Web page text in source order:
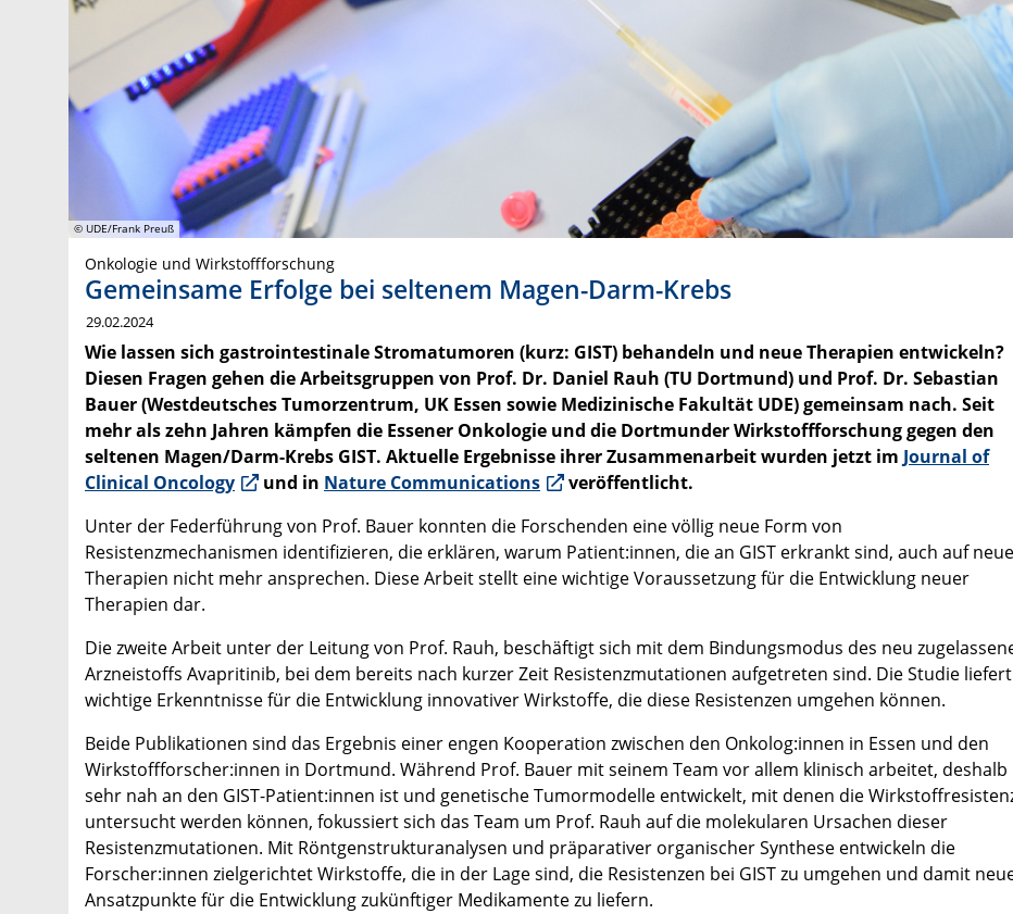
© UDE/Frank Preuß
Onkologie und Wirkstoffforschung
Gemeinsame Erfolge bei seltenem Magen-Darm-Krebs
29.02.2024
Wie lassen sich gastrointestinale Stromatumoren (kurz: GIST) behandeln und neue Therapien entwickeln?
Diesen Fragen gehen die Arbeitsgruppen von Prof. Dr. Daniel Rauh (TU Dortmund) und Prof. Dr. Sebastian
Bauer (Westdeutsches Tumorzentrum, UK Essen sowie Medizinische Fakultät UDE) gemeinsam nach. Seit
mehr als zehn Jahren kämpfen die Essener Onkologie und die Dortmunder Wirkstoffforschung gegen den
seltenen Magen/Darm-Krebs GIST. Aktuelle Ergebnisse ihrer Zusammenarbeit wurden jetzt im Journal of
Clinical Oncology
und in Nature Communications
veröffentlicht.
Unter der Federführung von Prof. Bauer konnten die Forschenden eine völlig neue Form von
Resistenzmechanismen identifizieren, die erklären, warum Patient:innen, die an GIST erkrankt sind, auch auf
Therapien nicht mehr ansprechen. Diese Arbeit stellt eine wichtige Voraussetzung für die Entwicklung neuer
Therapien dar.
Die zweite Arbeit unter der Leitung von Prof. Rauh, beschäftigt sich mit dem Bindungsmodus des neu
Arzneistoffs Avapritinib, bei dem bereits nach kurzer Zeit Resistenzmutationen aufgetreten sind. Die Studie liefert
wichtige Erkenntnisse für die Entwicklung innovativer Wirkstoffe, die diese Resistenzen umgehen können.
Beide Publikationen sind das Ergebnis einer engen Kooperation zwischen den Onkolog:innen in Essen und den
Wirkstoffforscher:innen in Dortmund. Während Prof. Bauer mit seinem Team vor allem klinisch arbeitet, deshalb
sehr nah an den GIST-Patient:innen ist und genetische Tumormodelle entwickelt, mit denen die
untersucht werden können, fokussiert sich das Team um Prof. Rauh auf die molekularen Ursachen dieser
Resistenzmutationen. Mit Röntgenstrukturanalysen und präparativer organischer Synthese entwickeln die
Forscher:innen zielgerichtet Wirkstoffe, die in der Lage sind, die Resistenzen bei GIST zu umgehen und damit
Ansatzpunkte für die Entwicklung zukünftiger Medikamente zu liefern.